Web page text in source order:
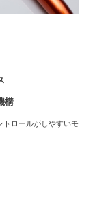
構
トロールがしやすいモ